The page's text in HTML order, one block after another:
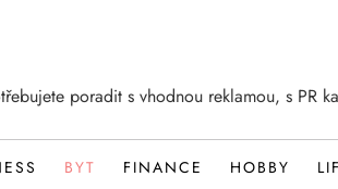
poradit s vhodnou reklamou, s PR
BYT FINANCE HOBBY